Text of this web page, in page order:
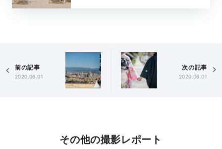
前の記事
2020.06.01
次の記事
2020.06.01
その他の撮影レポート